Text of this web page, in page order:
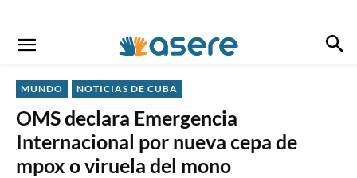
MUNDO NOTICIAS DE CUBA
OMS declara Emergencia
Internacional por nueva cepa de
mpox o viruela del mono